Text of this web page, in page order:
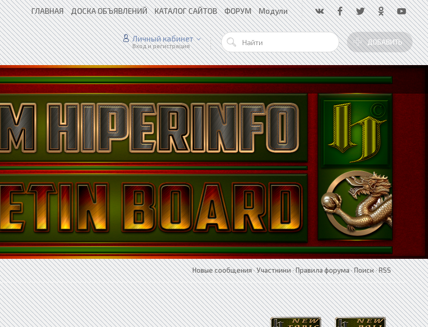
ГЛАВНАЯ ДОСКА ОБЪЯВЛЕНИЙ КАТАЛОГ САЙТОВ ФОРУМ Модули
ДОБАВИТЬ
Личный кабинет
Вход и регистрация
Новые сообщения·Участники·Правила форума·Поиск·RSS